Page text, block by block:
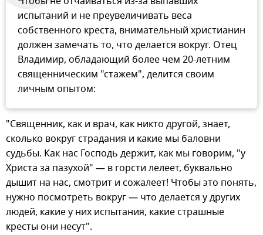
испытаний и не преувеличивать веса
собственного креста, внимательный христианин
должен замечать то, что делается вокруг. Отец
Владимир, обладающий более чем 20-летним
священническим "стажем", делится своим
личным опытом:
"Священник, как и врач, как никто другой, знает,
сколько вокруг страдания и какие мы баловни
судьбы. Как нас Господь держит, как мы говорим, "у
Христа за пазухой" — в горсти лелеет, буквально
дышит на нас, смотрит и сожалеет! Чтобы это понять,
нужно посмотреть вокруг — что делается у других
людей, какие у них испытания, какие страшные
кресты они несут".